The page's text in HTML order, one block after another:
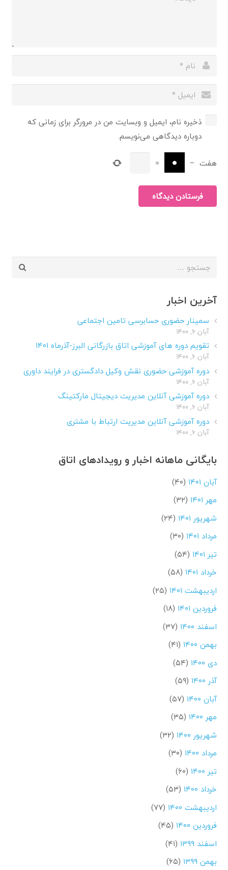
ذخیره نام، ایمیل و وبسایت من در مرورگر برای زمانی که
دوباره دیدگاهی می‌نویسم.
هفت −
=
فرستادن دیدگاه
جستجو
آخرین اخبار
سمینار حضوری حسابرسی تامین اجتماعی
آبان ۶, ۱۴۰۰
تقویم دوره های آموزشی اتاق بازرگانی البرز-آذرماه ۱۴۰۱
آبان ۶, ۱۴۰۰
دوره آموزشی حضوری نقش وکیل دادگستری در فرایند داوری
آبان ۶, ۱۴۰۰
دوره آموزشی آنلاین مدیریت دیجیتال مارکتینگ
آبان ۶, ۱۴۰۰
دوره آموزشی آنلاین مدیریت ارتباط با مشتری
آبان ۶, ۱۴۰۰
بایگانی ماهانه اخبار و رویدادهای اتاق
آبان ۱۴۰۱
(۴۰)
مهر ۱۴۰۱
(۳۲)
شهریور ۱۴۰۱
(۲۴)
مرداد ۱۴۰۱
(۳۰)
تیر ۱۴۰۱
(۵۴)
خرداد ۱۴۰۱
(۵۸)
اردیبهشت ۱۴۰۱
(۲۵)
فروردین ۱۴۰۱
(۱۸)
اسفند ۱۴۰۰
(۳۷)
بهمن ۱۴۰۰
(۴۱)
دی ۱۴۰۰
(۵۴)
آذر ۱۴۰۰
(۵۹)
آبان ۱۴۰۰
(۵۷)
مهر ۱۴۰۰
(۳۵)
شهریور ۱۴۰۰
(۳۲)
مرداد ۱۴۰۰
(۳۰)
تیر ۱۴۰۰
(۶۰)
خرداد ۱۴۰۰
(۵۳)
اردیبهشت ۱۴۰۰
(۷۷)
فروردین ۱۴۰۰
(۴۵)
اسفند ۱۳۹۹
(۴۱)
بهمن ۱۳۹۹
(۶۵)